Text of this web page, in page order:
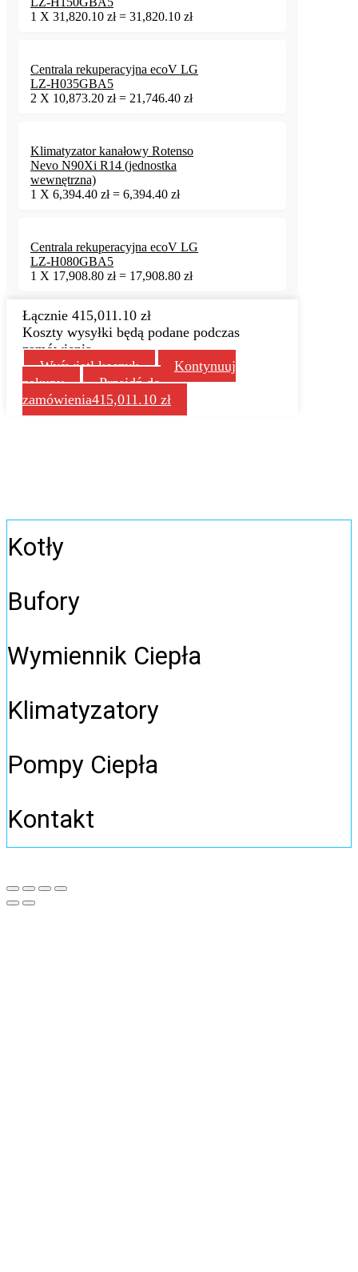
1 X 31,820.10 zł = 31,820.10 zł
Centrala rekuperacyjna ecoV LG
LZ-H035GBA5
2 X 10,873.20 zł = 21,746.40 zł
Klimatyzator kanałowy Rotenso
Nevo N90Xi R14 (jednostka
wewnętrzna)
1 X 6,394.40 zł = 6,394.40 zł
Centrala rekuperacyjna ecoV LG
LZ-H080GBA5
1 X 17,908.80 zł = 17,908.80 zł
Łącznie 415,011.10 zł
Koszty wysyłki będą podane podczas
zamówienia
Wyświetl koszyk
Kontynuuj
zakupy
Przejdź do
zamówienia415,011.10 zł
Kotły
Bufory
Wymiennik Ciepła
Klimatyzatory
Pompy Ciepła
Kontakt